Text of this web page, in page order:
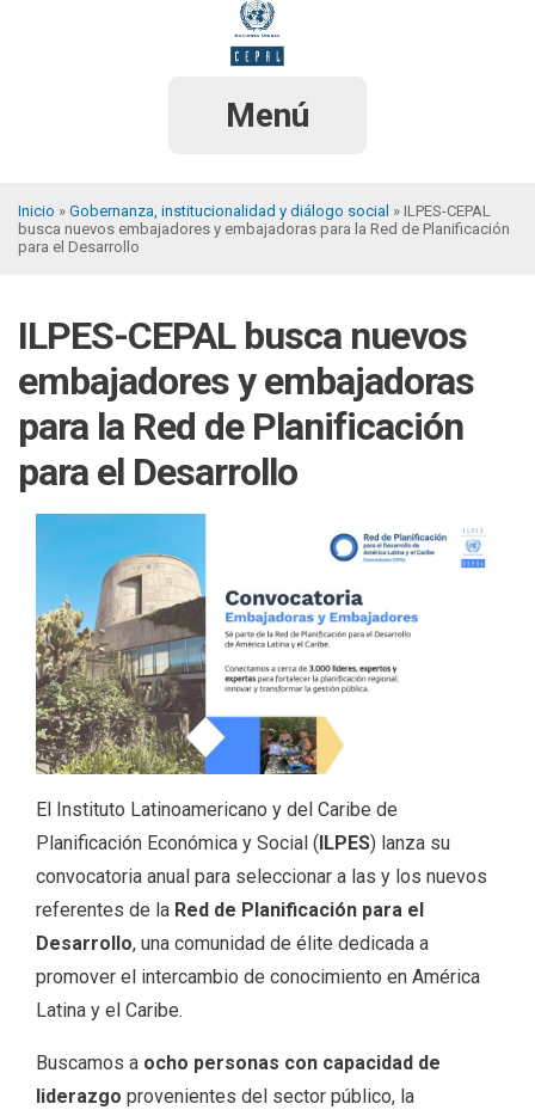
Menú
Sobrescribir
de
ayuda
a
la
navegación
Inicio Gobernanza, institucionalidad y diálogo social
ILPES-CEPAL
busca nuevos embajadores y embajadoras para la Red de Planificación
para el Desarrollo
ILPES-CEPAL busca nuevos
embajadores y embajadoras
para la Red de Planificación
para el Desarrollo
El Instituto Latinoamericano y del Caribe de
Planificación Económica y Social ( ILPES) lanza su
convocatoria anual para seleccionar a las y los nuevos
referentes de la Red de Planificación para el
Desarrollo, una comunidad de élite dedicada a
promover el intercambio de conocimiento en América
Latina y el Caribe.
Buscamos a ocho personas con capacidad de
liderazgo provenientes del sector público, la